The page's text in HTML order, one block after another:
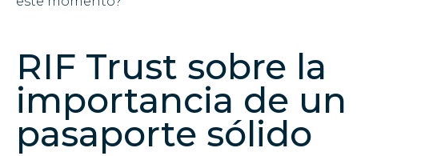
RIF Trust sobre la
importancia de un
pasaporte sólido